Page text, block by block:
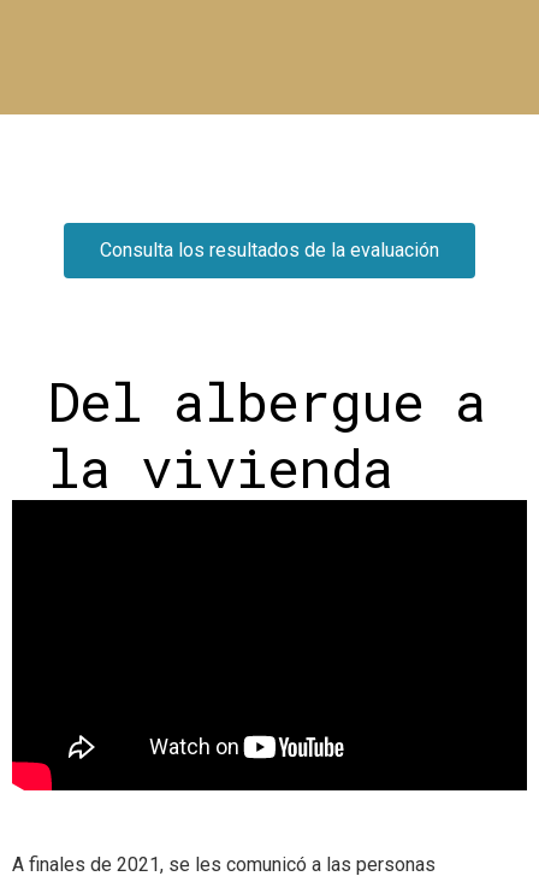
Consulta los resultados de la evaluación
Del albergue a
la vivienda
A finales de 2021, se les comunicó a las personas